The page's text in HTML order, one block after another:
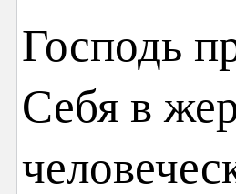
Господь
Себя в